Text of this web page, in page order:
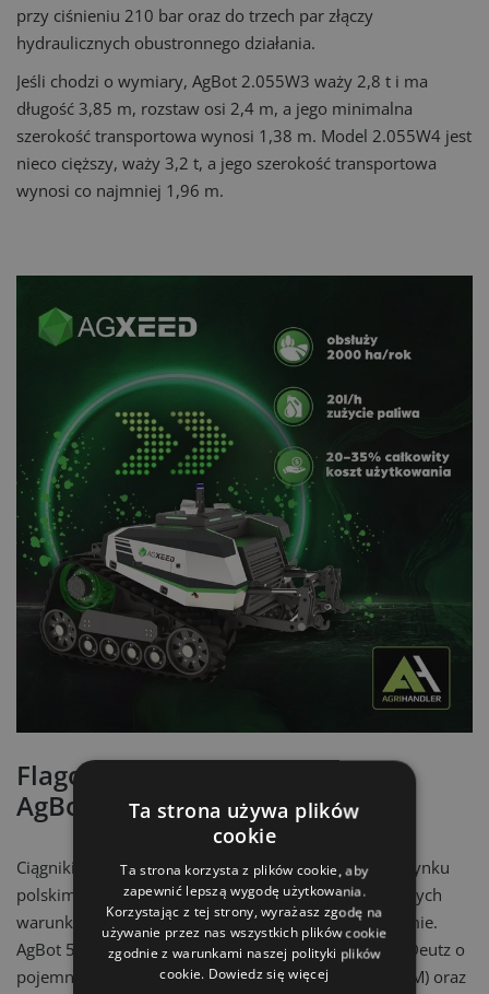
przy ciśnieniu 210 bar oraz do trzech par złączy
hydraulicznych obustronnego działania.
Jeśli chodzi o wymiary, AgBot 2.055W3 waży 2,8 t i ma
długość 3,85 m, rozstaw osi 2,4 m, a jego minimalna
szerokość transportowa wynosi 1,38 m. Model 2.055W4 jest
nieco cięższy, waży 3,2 t, a jego szerokość transportowa
wynosi co najmniej 1,96 m.
Flagowy
ciągnik autonomiczny
AgBot 5.115T
Ciągnikiem autonomicznym prezentowanym już na rynku
polskim jest model AgBot 5.115T – testowana w naszych
warunkach maszyna jest obecnie dostępna w wynajmie.
AgBot 5.115T wyposażony jest w silnik Diesla firmy Deutz o
pojemności 4,1 l, który generuje moc 115 kW (156 KM) oraz
Ta strona używa plików
cookie
Ta strona korzysta z plików cookie, aby
zapewnić lepszą wygodę użytkowania.
Korzystając z tej strony, wyrażasz zgodę na
używanie przez nas wszystkich plików cookie
zgodnie z warunkami naszej polityki plików
cookie. Dowiedz się więcej